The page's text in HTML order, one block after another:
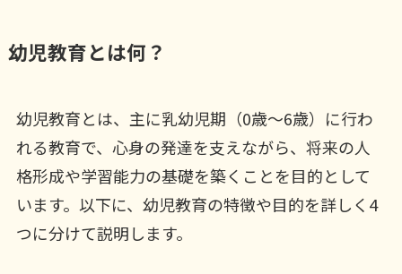
幼児教育とは何？
幼児教育とは、主に乳幼児期（0歳～6歳）に行わ
れる教育で、心身の発達を支えながら、将来の人
格形成や学習能力の基礎を築くことを目的として
います。以下に、幼児教育の特徴や目的を詳しく4
つに分けて説明します。